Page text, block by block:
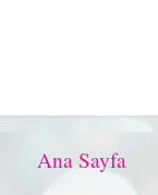
Ana Sayfa